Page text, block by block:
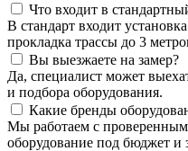
Что входит в
В стандарт входит
прокладка трассы до 3
Вы выезжаете на замер?
Да, специалист может
и подбора оборудования.
Какие бренды
Мы работаем с
оборудование под бюджет и